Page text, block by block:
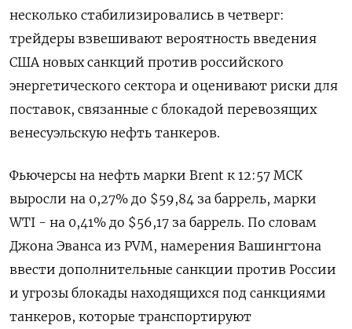
несколько стабилизировались в четверг:
трейдеры взвешивают вероятность введения
США новых санкций против российского
энергетического сектора и оценивают риски для
поставок, связанные с блокадой перевозящих
венесуэльскую нефть танкеров.
Фьючерсы на нефть марки Brent к 12:57 МСК
выросли на 0,27% до $59,84 за баррель, марки
WTI - на 0,41% до $56,17 за баррель. По словам
Джона Эванса из PVM, намерения Вашингтона
ввести дополнительные санкции против России
и угрозы блокады находящихся под санкциями
танкеров, которые транспортируют